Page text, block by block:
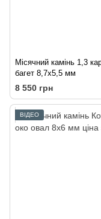
Місячний камінь 1,3
багет 8,7х5,5 мм
8 550 грн
ВІДЕО